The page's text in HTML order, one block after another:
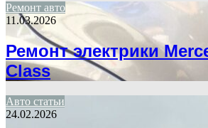
Ремонт авто
11.03.2026
Ремонт электрики
Class
Авто статьи
24.02.2026